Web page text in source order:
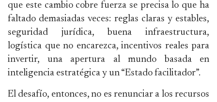
que este cambio cobre fuerza se precisa lo que ha
faltado demasiadas veces: reglas claras y estables,
seguridad jurídica, buena infraestructura,
logística que no encarezca, incentivos reales para
invertir, una apertura al mundo basada en
inteligencia estratégica y un “Estado facilitador”.
El desafío, entonces, no es renunciar a los recursos